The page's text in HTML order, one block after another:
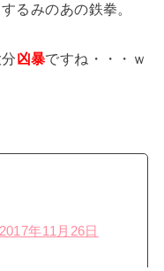
るみのあの鉄拳。
凶暴ですね・・・ｗ
2017年11月26日